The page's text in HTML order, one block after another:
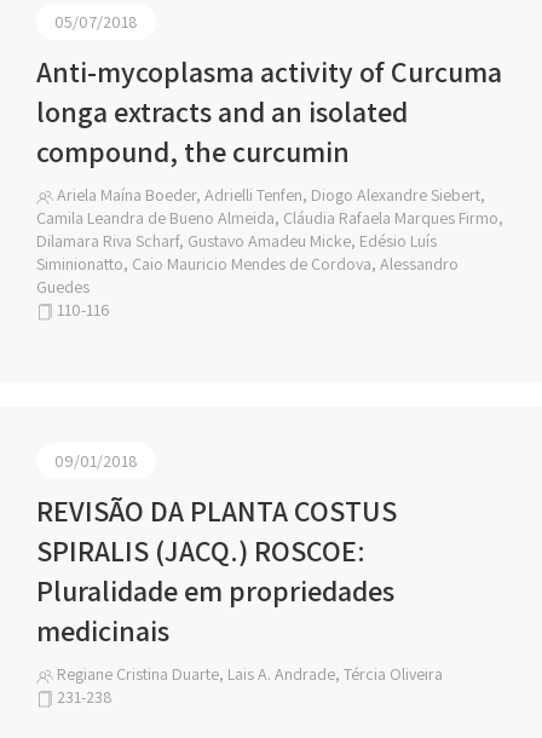
05/07/2018
Anti-mycoplasma activity of Curcuma
longa extracts and an isolated
compound, the curcumin
Ariela Maína Boeder, Adrielli Tenfen, Diogo Alexandre Siebert,
Camila Leandra de Bueno Almeida, Cláudia Rafaela Marques Firmo,
Dilamara Riva Scharf, Gustavo Amadeu Micke, Edésio Luís
Siminionatto, Caio Mauricio Mendes de Cordova, Alessandro
Guedes
110-116
09/01/2018
REVISÃO DA PLANTA COSTUS
SPIRALIS (JACQ.) ROSCOE:
Pluralidade em propriedades
medicinais
Regiane Cristina Duarte, Lais A. Andrade, Tércia Oliveira
231-238